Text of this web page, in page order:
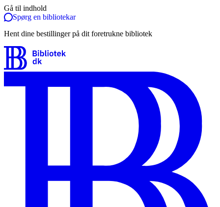
Gå til indhold
Spørg en bibliotekar
Hent dine bestillinger på dit foretrukne bibliotek